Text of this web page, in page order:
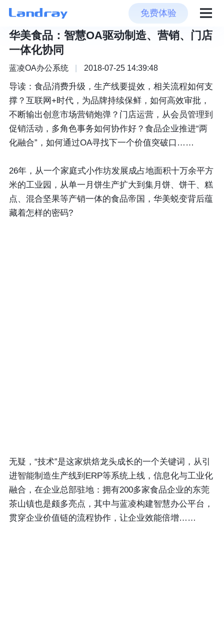
免费体验
华美食品：智慧OA驱动制造、营销、门店
一体化协同
蓝凌OA办公系统 2018-07-25 14:39:48
导读：食品消费升级，生产线要提效，相关流程如何支
撑？互联网+时代，为品牌持续保鲜，如何高效审批，
不断输出创意市场营销炮弹？门店运营，从会员管理到
促销活动，多角色事务如何协作好？食品企业推进“两
化融合”，如何通过OA寻找下一个价值突破口……
26年，从一个家庭式小作坊发展成占地面积十万余平方
米的工业园，从单一月饼生产扩大到集月饼、饼干、糕
点、混合坚果等产销一体的食品帝国，华美蜕变背后蕴
藏着怎样的密码?
无疑，“技术”是这家烘焙龙头成长的一个关键词，从引
进智能制造生产线到ERP等系统上线，信息化与工业化
融合，在企业总部驻地：拥有200多家食品企业的东莞
茶山镇也是颇多亮点，其中与蓝凌构建智慧办公平台，
贯穿企业价值链的流程协作，让企业效能倍增……